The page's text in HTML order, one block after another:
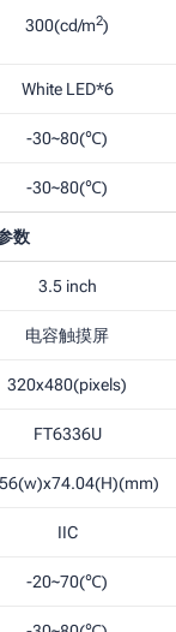
300(cd/m2)
White LED*6
-30~80(℃)
-30~80(℃)
数
3.5 inch
电容触摸屏
320x480(pixels)
FT6336U
IIC
-20~70(℃)